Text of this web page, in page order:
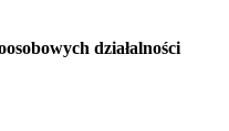
działalności